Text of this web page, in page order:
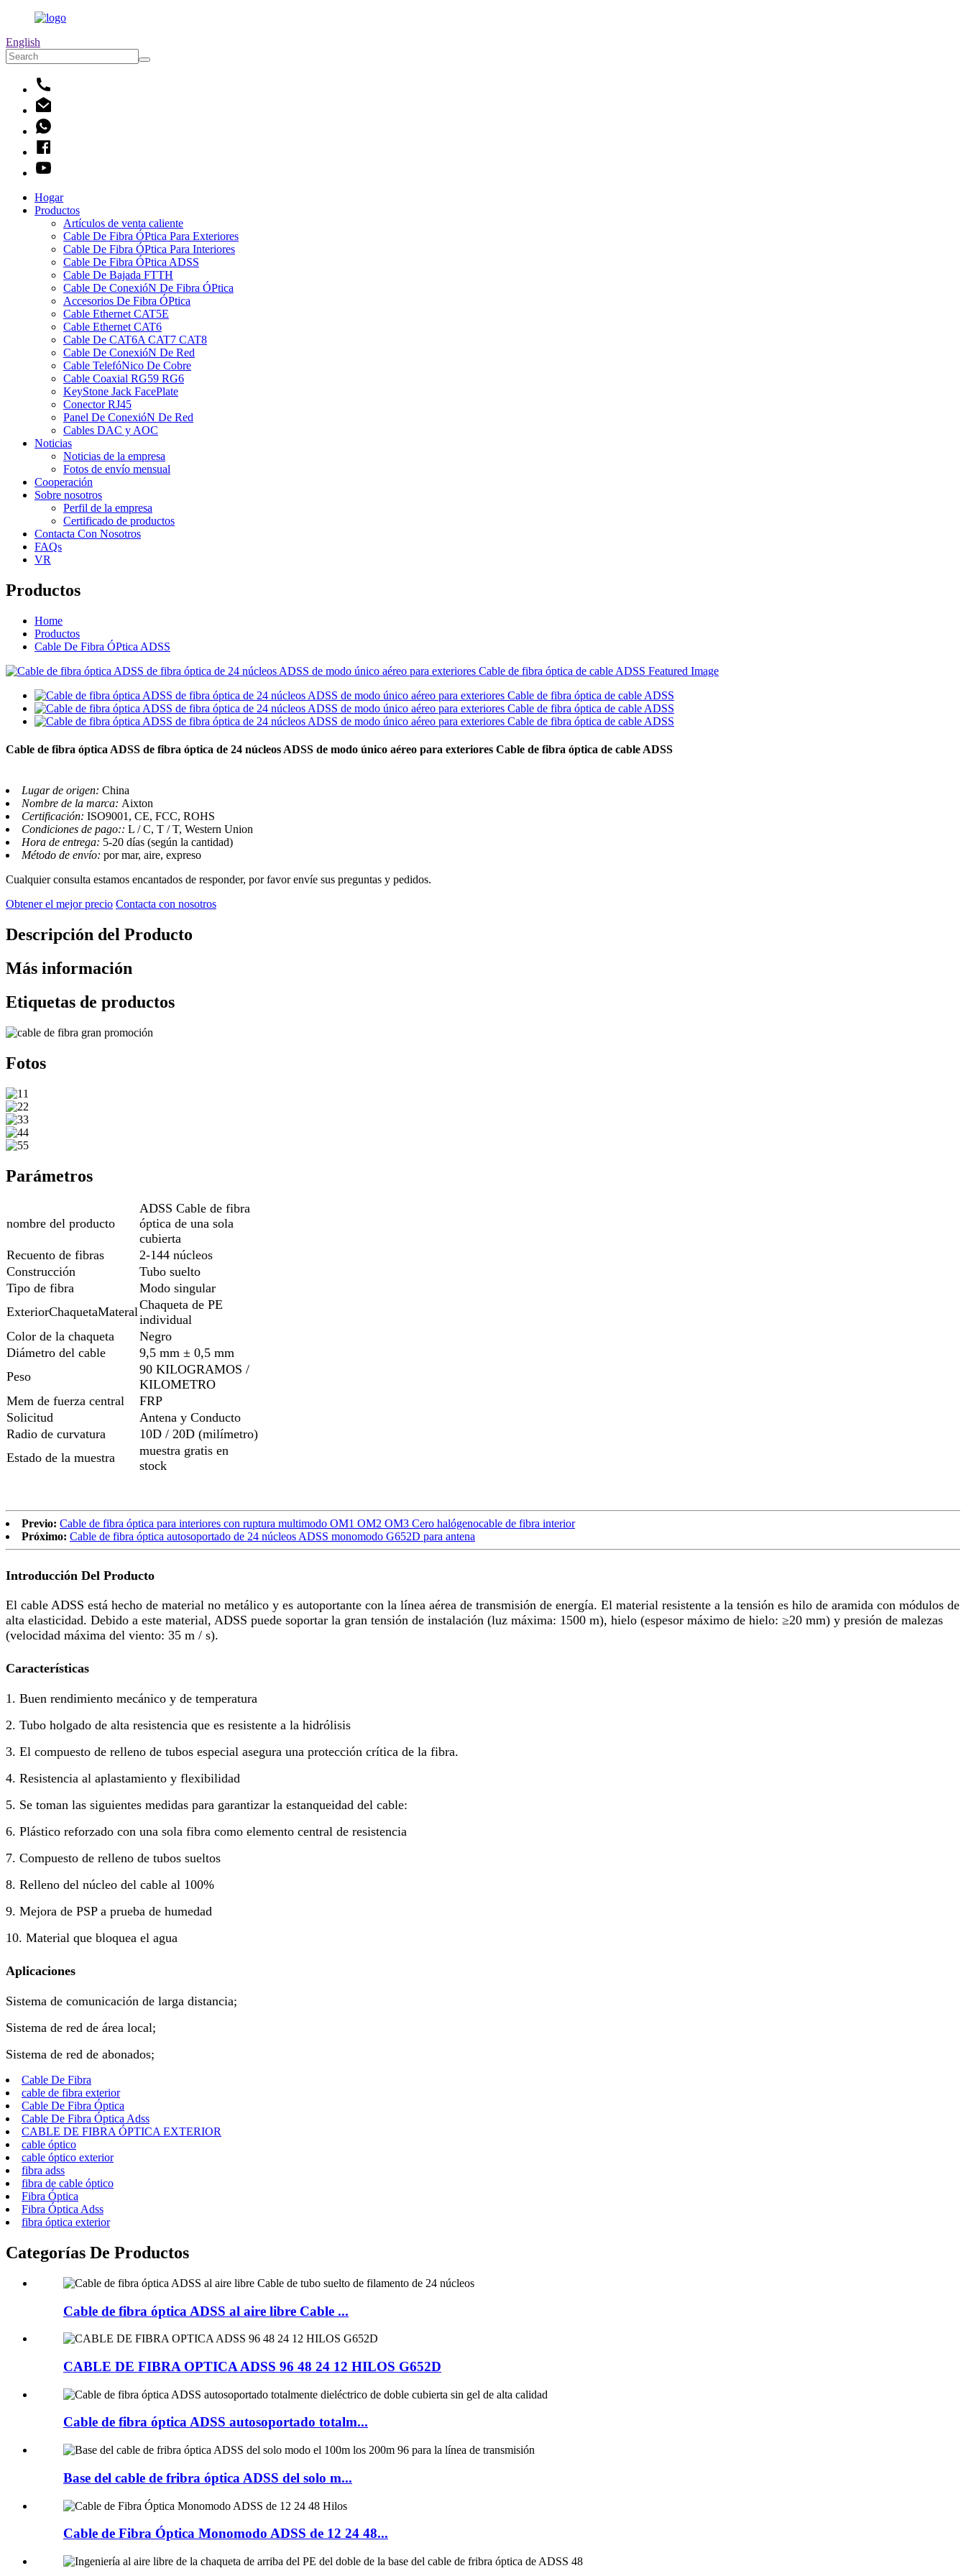
English
Hogar
Productos
Artículos de venta caliente
Cable De Fibra ÓPtica Para Exteriores
Cable De Fibra ÓPtica Para Interiores
Cable De Fibra ÓPtica ADSS
Cable De Bajada FTTH
Cable De ConexióN De Fibra ÓPtica
Accesorios De Fibra ÓPtica
Cable Ethernet CAT5E
Cable Ethernet CAT6
Cable De CAT6A CAT7 CAT8
Cable De ConexióN De Red
Cable TelefóNico De Cobre
Cable Coaxial RG59 RG6
KeyStone Jack FacePlate
Conector RJ45
Panel De ConexióN De Red
Cables DAC y AOC
Noticias
Noticias de la empresa
Fotos de envío mensual
Cooperación
Sobre nosotros
Perfil de la empresa
Certificado de productos
Contacta Con Nosotros
FAQs
VR
Productos
Home
Productos
Cable De Fibra ÓPtica ADSS
Cable de fibra óptica ADSS de fibra óptica de 24 núcleos ADSS de modo único aéreo para exteriores Cable de fibra óptica de cable ADSS
Lugar de origen: China
Nombre de la marca: Aixton
Certificación: ISO9001, CE, FCC, ROHS
Condiciones de pago:: L / C, T / T, Western Union
Hora de entrega: 5-20 días (según la cantidad)
Método de envío: por mar, aire, expreso
Cualquier consulta estamos encantados de responder, por favor envíe sus preguntas y pedidos.
Obtener el mejor precio Contacta con nosotros
Descripción del Producto
Más información
Etiquetas de productos
Fotos
Parámetros
nombre del producto
ADSS Cable de fibra
óptica de una sola
cubierta
Recuento de fibras
2-144 núcleos
Construcción
Tubo suelto
Tipo de fibra
Modo singular
ExteriorChaquetaMateralChaqueta de PE
individual
Color de la chaqueta
Negro
Diámetro del cable
9,5 mm ± 0,5 mm
Peso
90 KILOGRAMOS /
KILOMETRO
Mem de fuerza central
FRP
Solicitud
Antena y Conducto
Radio de curvatura
10D / 20D (milímetro)
Estado de la muestra
muestra gratis en
stock
Previo: Cable de fibra óptica para interiores con ruptura multimodo OM1 OM2 OM3 Cero halógenocable de fibra interior
Próximo: Cable de fibra óptica autosoportado de 24 núcleos ADSS monomodo G652D para antena
Introducción Del Producto
El cable ADSS está hecho de material no metálico y es autoportante con la línea aérea de transmisión de energía. El material resistente a la tensión es hilo de aramida con módulos de
alta elasticidad. Debido a este material, ADSS puede soportar la gran tensión de instalación (luz máxima: 1500 m), hielo (espesor máximo de hielo: ≥20 mm) y presión de malezas
(velocidad máxima del viento: 35 m / s).
Características
1. Buen rendimiento mecánico y de temperatura
2. Tubo holgado de alta resistencia que es resistente a la hidrólisis
3. El compuesto de relleno de tubos especial asegura una protección crítica de la fibra.
4. Resistencia al aplastamiento y flexibilidad
5. Se toman las siguientes medidas para garantizar la estanqueidad del cable:
6. Plástico reforzado con una sola fibra como elemento central de resistencia
7. Compuesto de relleno de tubos sueltos
8. Relleno del núcleo del cable al 100%
9. Mejora de PSP a prueba de humedad
10. Material que bloquea el agua
Aplicaciones
Sistema de comunicación de larga distancia;
Sistema de red de área local;
Sistema de red de abonados;
Cable De Fibra
cable de fibra exterior
Cable De Fibra Óptica
Cable De Fibra Óptica Adss
CABLE DE FIBRA ÓPTICA EXTERIOR
cable óptico
cable óptico exterior
fibra adss
fibra de cable óptico
Fibra Óptica
Fibra Óptica Adss
fibra óptica exterior
Categorías De Productos
Cable de fibra óptica ADSS al aire libre Cable ...
CABLE DE FIBRA OPTICA ADSS 96 48 24 12 HILOS G652D
Cable de fibra óptica ADSS autosoportado totalm...
Base del cable de fribra óptica ADSS del solo m...
Cable de Fibra Óptica Monomodo ADSS de 12 24 48...